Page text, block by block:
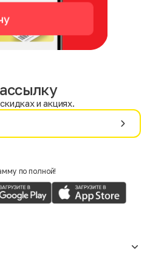
и акциях.
по полной!